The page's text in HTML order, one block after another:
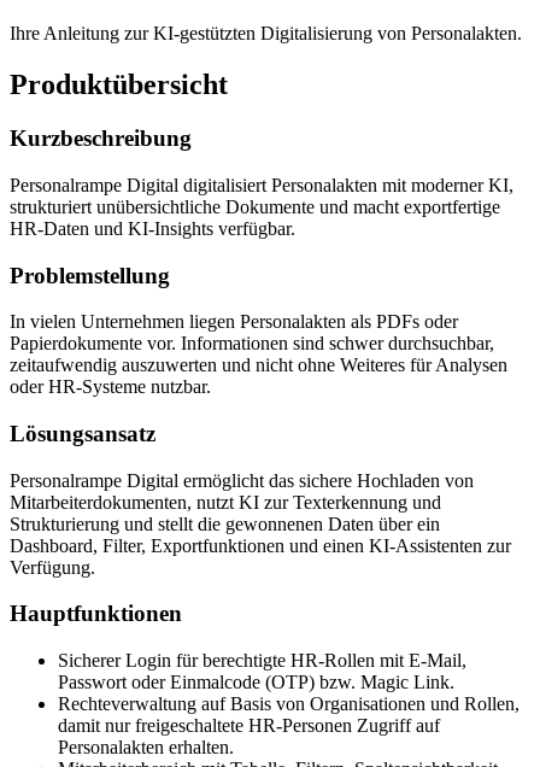
Ihre Anleitung zur KI-gestützten Digitalisierung von Personalakten.
Produktübersicht
Kurzbeschreibung
Personalrampe Digital digitalisiert Personalakten mit moderner KI,
strukturiert unübersichtliche Dokumente und macht exportfertige
HR-Daten und KI-Insights verfügbar.
Problemstellung
In vielen Unternehmen liegen Personalakten als PDFs oder
Papierdokumente vor. Informationen sind schwer durchsuchbar,
zeitaufwendig auszuwerten und nicht ohne Weiteres für Analysen
oder HR-Systeme nutzbar.
Lösungsansatz
Personalrampe Digital ermöglicht das sichere Hochladen von
Mitarbeiterdokumenten, nutzt KI zur Texterkennung und
Strukturierung und stellt die gewonnenen Daten über ein
Dashboard, Filter, Exportfunktionen und einen KI-Assistenten zur
Verfügung.
Hauptfunktionen
Sicherer Login für berechtigte HR-Rollen mit E-Mail,
Passwort oder Einmalcode (OTP) bzw. Magic Link.
Rechteverwaltung auf Basis von Organisationen und Rollen,
damit nur freigeschaltete HR-Personen Zugriff auf
Personalakten erhalten.